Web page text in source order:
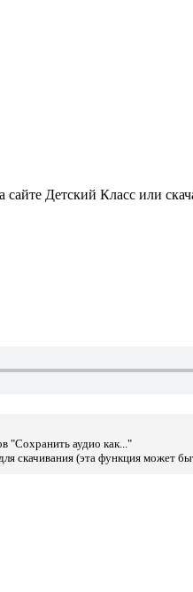
Детский Класс или
"Сохранить аудио как..."
скачивания (эта функция может